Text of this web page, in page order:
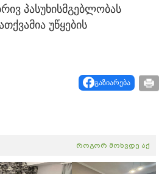
პასუხისმგებლობას
უწყების
გაზიარება
როგორ მოხვდე აქ